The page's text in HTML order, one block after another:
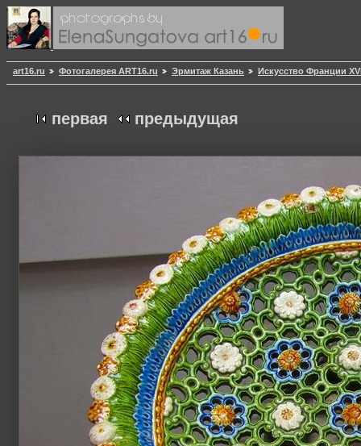
art16.ru Фотогалерея ART16.ru Эрмитаж Казань Искусство Франции
первая предыдущая